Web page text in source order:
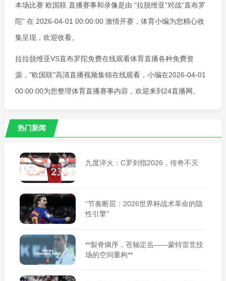
本场比赛 欧国联 直播赛事和录像是由 “拉脱维亚”对战“直布罗
陀” 在 2026-04-01 00:00:00 激情开赛，体育小编为您精心收
集呈现，欢迎收看。
拉拉脱维亚VS直布罗陀免费在线观看体育直播各种免费资
源，"欧国联"高清直播视频集锦在线观看，小编在2026-04-01
00:00:00为您整理体育直播赛事内容，欢迎来到24直播网。
热门新闻
九度淬火：C罗剑指2026，传奇不灭
“节奏断层：2026世界杯战术革命的隐
性引擎”
**裂脊熵序，苍轴定岳——蒙特雷竞技
场的空间重构**